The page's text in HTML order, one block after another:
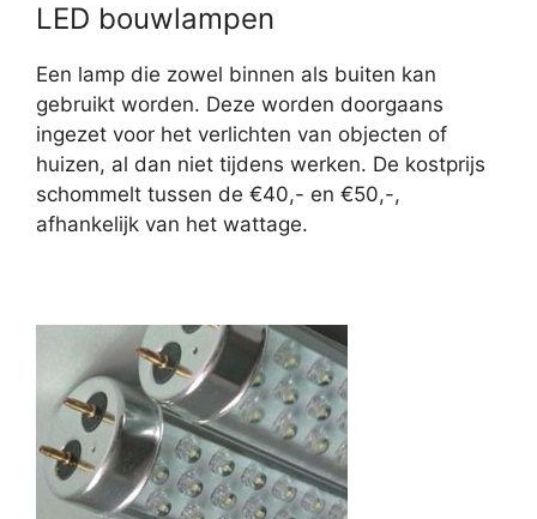
LED bouwlampen
Een lamp die zowel binnen als buiten kan
gebruikt worden. Deze worden doorgaans
ingezet voor het verlichten van objecten of
huizen, al dan niet tijdens werken. De kostprijs
schommelt tussen de €40,- en €50,-,
afhankelijk van het wattage.